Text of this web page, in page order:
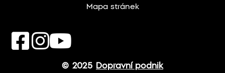
Mapa stránek
© 2025 Dopravní podnik